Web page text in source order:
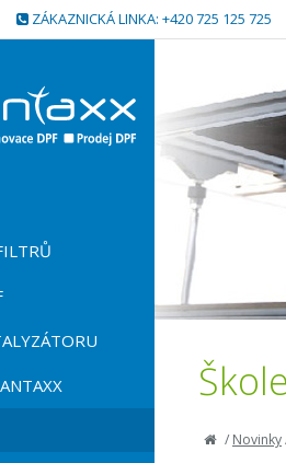
ZÁKAZNICKÁ LINKA: +420 725 125 725
/Novinky